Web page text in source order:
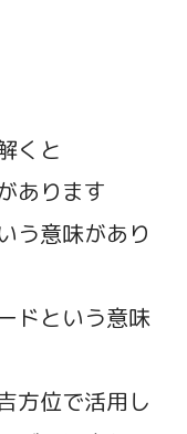
くと
あります
う意味があり
ドという意味
方位で活用し